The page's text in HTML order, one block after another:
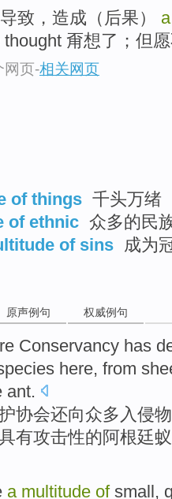
致，造成（后果）
thought 甭想了；但
网页-相关网页
of things 千头万绪
of ethnic 众多的民
of sins
成为
原声例句 权威例句
Conservancy has
here, from
ant.
协会还向众多 入侵
有攻击性的阿根廷
a multitude ofsmall,